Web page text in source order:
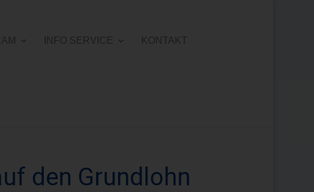
INFO SERVICE KONTAKT
den Grundlohn